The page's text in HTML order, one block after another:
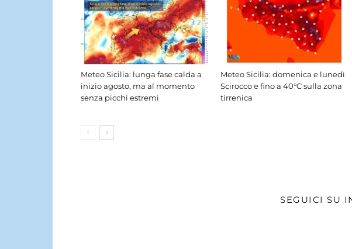
Meteo Sicilia: lunga fase calda a
inizio agosto, ma al momento
senza picchi estremi
Meteo Sicilia: domenica e lunedì
Scirocco e fino a 40°C sulla zona
tirrenica
SEGUICI SU